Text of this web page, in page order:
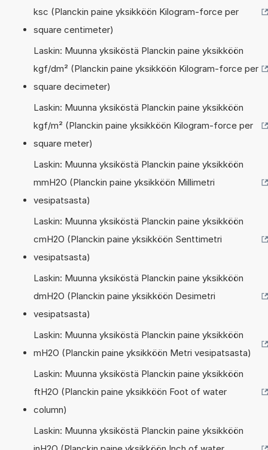
ksc (Planckin paine yksikköön Kilogram-force per
square centimeter)
Laskin: Muunna yksiköstä Planckin paine yksikköön
kgf/dm² (Planckin paine yksikköön Kilogram-force per
square decimeter)
Laskin: Muunna yksiköstä Planckin paine yksikköön
kgf/m² (Planckin paine yksikköön Kilogram-force per
square meter)
Laskin: Muunna yksiköstä Planckin paine yksikköön
mmH2O (Planckin paine yksikköön Millimetri
vesipatsasta)
Laskin: Muunna yksiköstä Planckin paine yksikköön
cmH2O (Planckin paine yksikköön Senttimetri
vesipatsasta)
Laskin: Muunna yksiköstä Planckin paine yksikköön
dmH2O (Planckin paine yksikköön Desimetri
vesipatsasta)
Laskin: Muunna yksiköstä Planckin paine yksikköön
mH2O (Planckin paine yksikköön Metri vesipatsasta)
Laskin: Muunna yksiköstä Planckin paine yksikköön
ftH2O (Planckin paine yksikköön Foot of water
column)
Laskin: Muunna yksiköstä Planckin paine yksikköön